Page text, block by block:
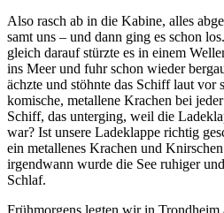
Also rasch ab in die Kabine, alles
samt uns – und dann ging es schon
gleich darauf stürzte es in einem
ins Meer und fuhr schon wieder
ächzte und stöhnte das Schiff laut vor
komische, metallene Krachen bei
Schiff, das unterging, weil die
war? Ist unsere Ladeklappe richtig
ein metallenes Krachen und
irgendwann wurde die See ruhiger
Schlaf.